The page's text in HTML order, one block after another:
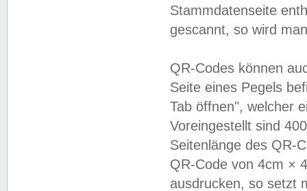
Stammdatenseite
gescannt, so wird
QR-Codes können
Seite eines Pegels
Tab öffnen", welcher
Voreingestellt sind
Seitenlänge des QR-
QR-Code von 4cm ×
ausdrucken, so setzt